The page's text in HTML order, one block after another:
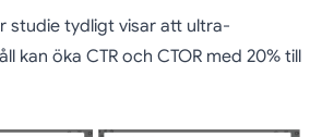
studie tydligt visar att ultra-
kan öka CTR och CTOR med 20% till